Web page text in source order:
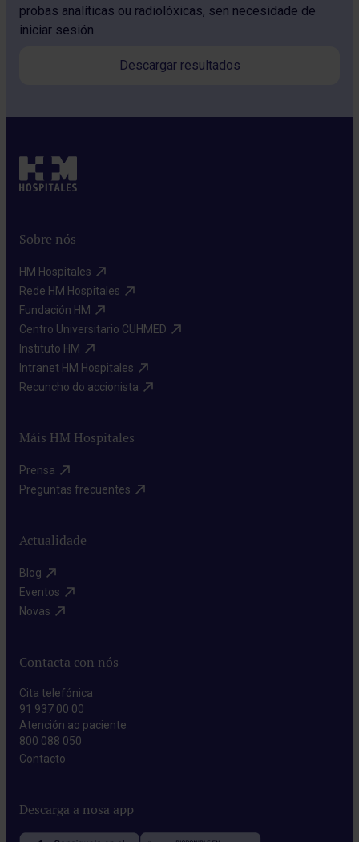
probas analíticas ou radiolóxicas, sen necesidade de
iniciar sesión.
Descargar resultados
Sobre nós
HM Hospitales​
Rede HM Hospitales​
Fundación HM​
Centro Universitario CUHMED​
Instituto HM​
Intranet HM Hospitales​
Recuncho do accionista​
Máis HM Hospitales
Prensa​
Preguntas frecuentes​
Actualidade
Blog​
Eventos​
Novas​
Contacta con nós
Cita telefónica
91 937 00 00
Atención ao paciente
800 088 050
Contacto​
Descarga a nosa app